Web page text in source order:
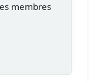
membres